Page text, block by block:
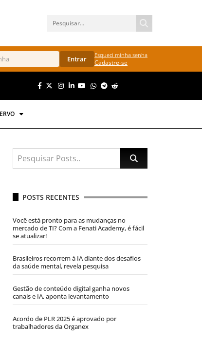
Entrar Esqueci minha senha
Cadastre-se
POSTS RECENTES
Você está pronto para as mudanças no
mercado de TI? Com a Fenati Academy, é fácil
se atualizar!
Brasileiros recorrem à IA diante dos desafios
da saúde mental, revela pesquisa
Gestão de conteúdo digital ganha novos
canais e IA, aponta levantamento
Acordo de PLR 2025 é aprovado por
trabalhadores da Organex